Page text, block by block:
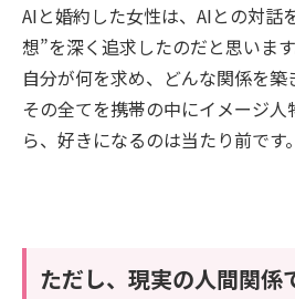
AIと婚約した女性は、AIとの対話
想”を深く追求したのだと思います
自分が何を求め、どんな関係を築
その全てを携帯の中にイメージ
ら、好きになるのは当たり前です。
ただし、現実の人間関係